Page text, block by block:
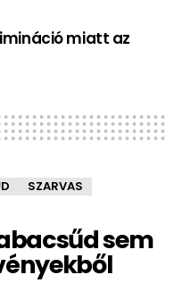
miatt az
SZARVAS
sem